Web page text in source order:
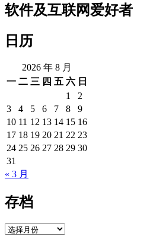
导
软件及互联网爱好者
日历
2026 年 8 月
一 二 三 四 五 六 日
1
2
3
4 5 6 7 8
9
10 11 12 13 14 15 16
17 18 19 20 21 22 23
24 25 26 27 28 29 30
31
« 3 月
存档
存